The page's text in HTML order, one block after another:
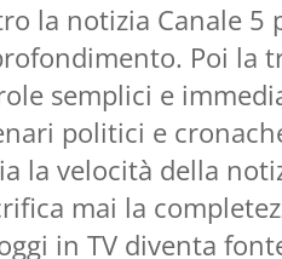
la notizia Canale 5
Poi la
semplici e
politici e
la velocità della
mai la
in TV diventa